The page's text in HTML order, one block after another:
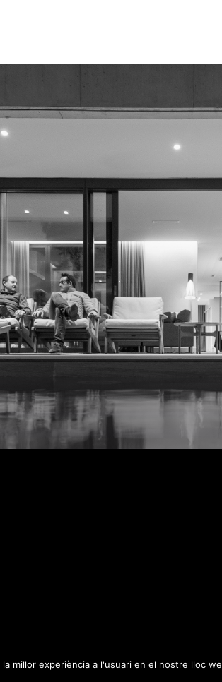
millor experiència a l'usuari en el nostre lloc